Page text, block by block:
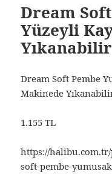
Dream
Yüzeyli
Dream Soft Pembe
Makinede
1.155 TL
https://
soft-pembe-